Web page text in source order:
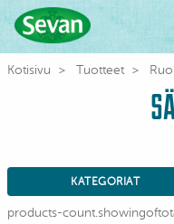
Kotisivu Tuotteet
KATEGORIAT
products-